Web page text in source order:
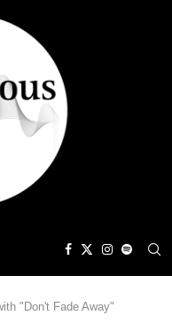
"Don't Fade Away"